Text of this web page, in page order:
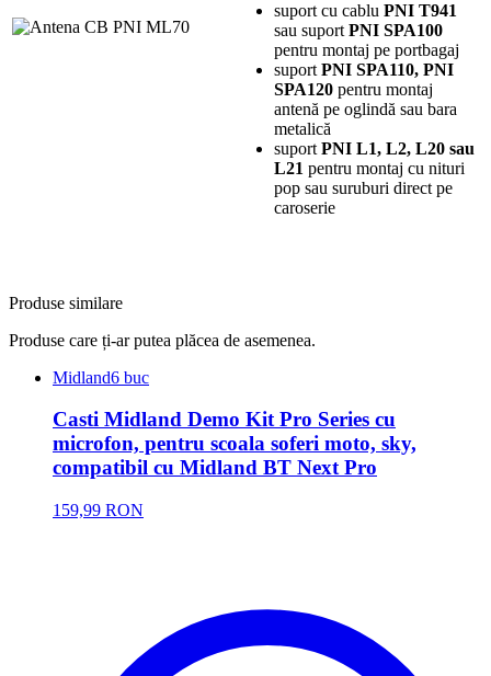
suport cu cablu PNI T941
sau suport PNI SPA100
pentru montaj pe portbagaj
suport PNI SPA110, PNI
SPA120 pentru montaj
antenă pe oglindă sau bara
metalică
suport PNI L1, L2, L20 sau
L21 pentru montaj cu nituri
pop sau suruburi direct pe
caroserie
Produse similare
Produse care ți-ar putea plăcea de asemenea.
Midland6 buc
Casti Midland Demo Kit Pro Series cu
microfon, pentru scoala soferi moto, sky,
compatibil cu Midland BT Next Pro
159,99 RON